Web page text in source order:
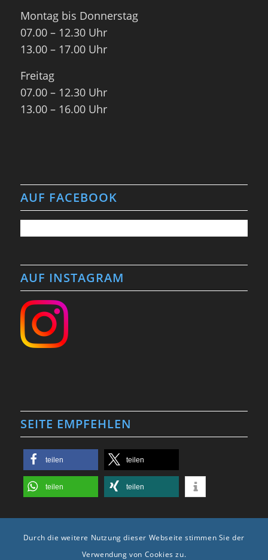
Montag bis Donnerstag
07.00 – 12.30 Uhr
13.00 – 17.00 Uhr
Freitag
07.00 – 12.30 Uhr
13.00 – 16.00 Uhr
AUF FACEBOOK
AUF INSTAGRAM
SEITE EMPFEHLEN
teilen teilen
teilen teilen
Durch die weitere Nutzung dieser Webseite stimmen Sie der
Verwendung von Cookies zu.